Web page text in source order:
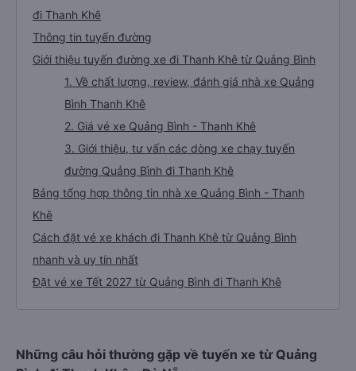
đi Thanh Khê
Thông tin tuyến đường
Giới thiệu tuyến đường xe đi Thanh Khê từ Quảng Bình
1. Về chất lượng, review, đánh giá nhà xe Quảng
Bình Thanh Khê
2. Giá vé xe Quảng Bình - Thanh Khê
3. Giới thiệu, tư vấn các dòng xe chạy tuyến
đường Quảng Bình đi Thanh Khê
Bảng tổng hợp thông tin nhà xe Quảng Bình - Thanh
Khê
Cách đặt vé xe khách đi Thanh Khê từ Quảng Bình
nhanh và uy tín nhất
Đặt vé xe Tết 2027 từ Quảng Bình đi Thanh Khê
Những câu hỏi thường gặp về tuyến xe từ Quảng